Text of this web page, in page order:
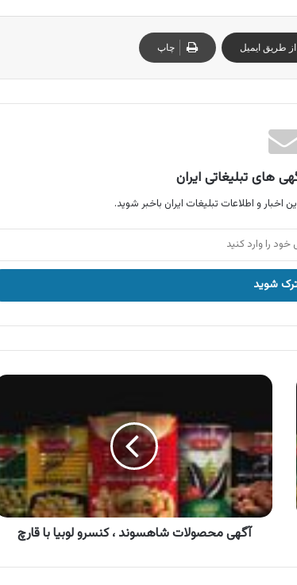
طریق ایمیل چاپ
های تبلیغاتی ایران
اخبار و اطلاعات تبلیغات ایران باخبر شوید.
آگهی
،
کنسرو
لوبیا
با
قارچ
آگهی محصولات شاهسوند ، کنسرو لوبیا با قارچ